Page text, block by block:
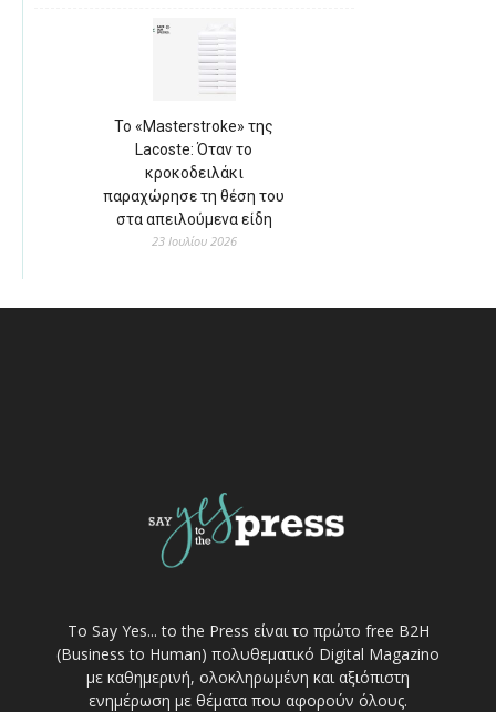
Το «Masterstroke» της
Lacoste: Όταν το
κροκοδειλάκι
παραχώρησε τη θέση του
στα απειλούμενα είδη
23 Ιουλίου 2026
Το Say Yes... to the Press είναι το πρώτο free Β2Η
(Business to Human) πολυθεματικό Digital Magazino
με καθημερινή, ολοκληρωμένη και αξιόπιστη
ενημέρωση με θέματα που αφορούν όλους.